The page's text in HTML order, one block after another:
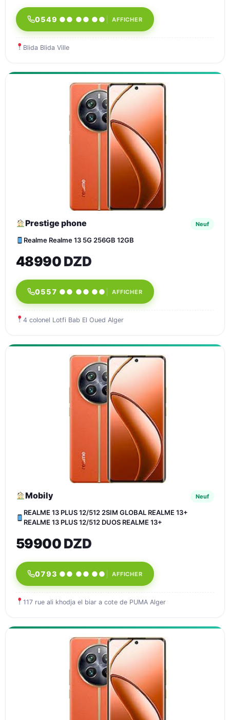
0549 ●● ●● ●● AFFICHER
Blida Blida Ville
Prestige phone Neuf
Realme Realme 13 5G 256GB 12GB
48990 DZD
0557 ●● ●● ●● AFFICHER
4 colonel Lotfi Bab El Oued Alger
Mobily Neuf
REALME 13 PLUS 12/512 2SIM GLOBAL REALME 13+
REALME 13 PLUS 12/512 DUOS REALME 13+
59900 DZD
0793 ●● ●● ●● AFFICHER
117 rue ali khodja el biar a cote de PUMA Alger